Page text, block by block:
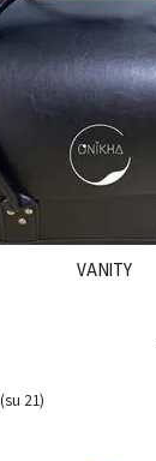
VANITY
(su 21)